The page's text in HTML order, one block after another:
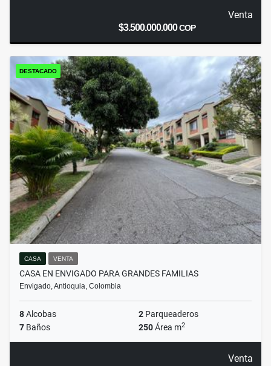
Venta
$3.500.000.000COP
DESTACADO
CASA VENTA
CASA EN ENVIGADO PARA GRANDES FAMILIAS
Envigado, Antioquia, Colombia
8Alcobas 2 Parqueaderos
7 Baños 250Área m2
Venta